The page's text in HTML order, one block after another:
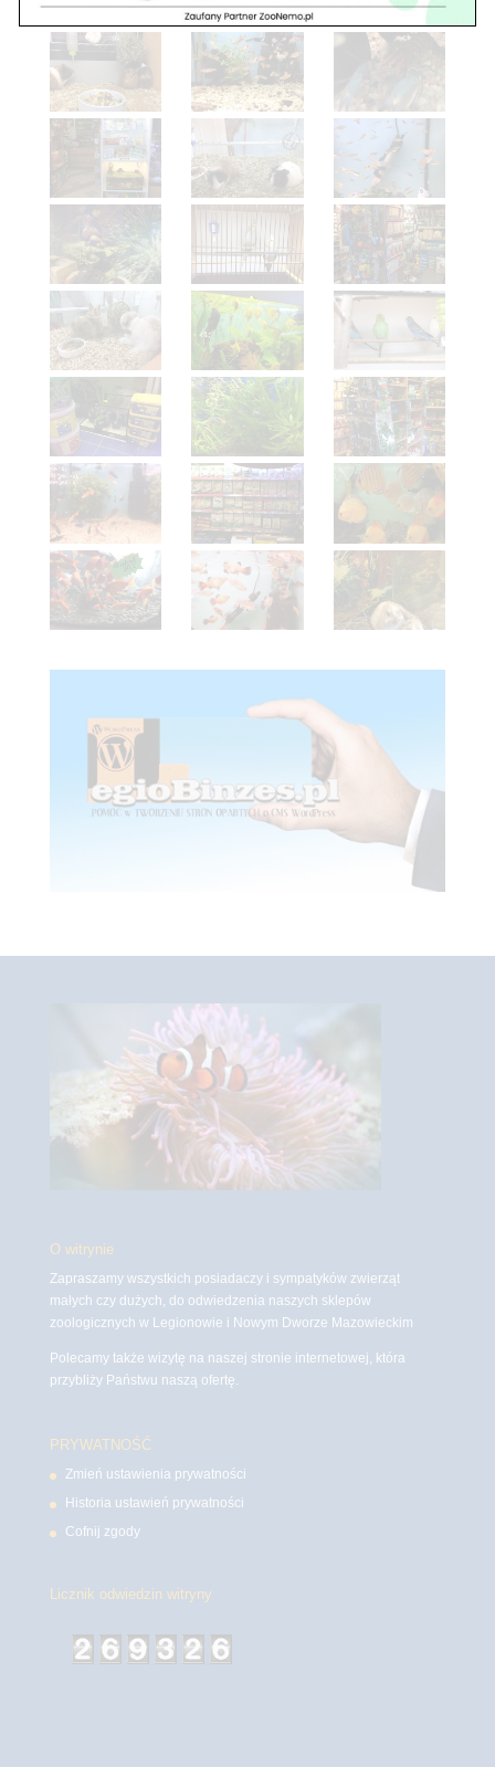
O witrynie
Zapraszamy wszystkich posiadaczy i sympatyków zwierząt
małych czy dużych, do odwiedzenia naszych sklepów
zoologicznych w Legionowie i Nowym Dworze Mazowieckim
Polecamy także wizytę na naszej stronie internetowej, która
przybliży Państwu naszą ofertę.
PRYWATNOŚĆ
Zmień ustawienia prywatności
Historia ustawień prywatności
Cofnij zgody
Licznik odwiedzin witryny